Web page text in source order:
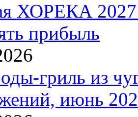
ХОРЕКА 2027:
прибыль
гриль из
июнь